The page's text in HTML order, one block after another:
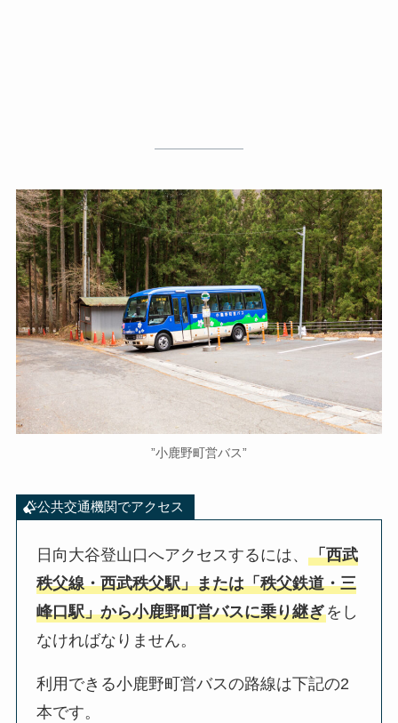
”小鹿野町営バス”
公共交通機関でアクセス
日向大谷登山口へアクセスするには、「西武
秩父線・西武秩父駅」または「秩父鉄道・三
峰口駅」から小鹿野町営バスに乗り継ぎをし
なければなりません。
利用できる小鹿野町営バスの路線は下記の2
本です。